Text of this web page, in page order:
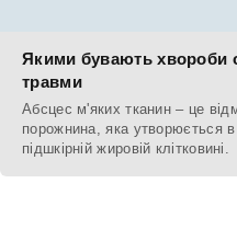
Якими бувають хвороби
травми
Абсцес м'яких тканин – це
порожнина, яка утворюється
підшкірній жировій клітковині.